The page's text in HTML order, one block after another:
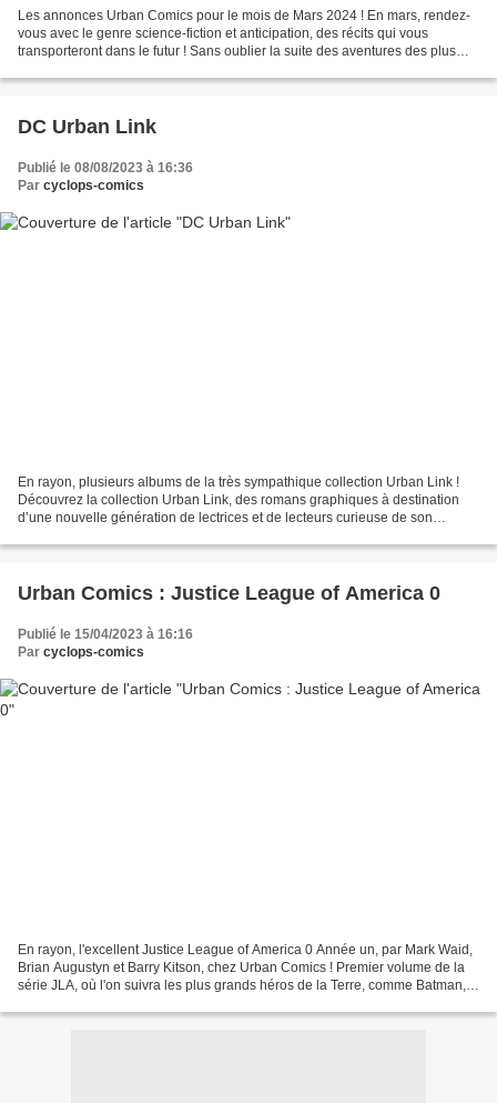
Les annonces Urban Comics pour le mois de Mars 2024 ! En mars, rendez-
vous avec le genre science-fiction et anticipation, des récits qui vous
transporteront dans le futur ! Sans oublier la suite des aventures des plus
DC Urban Link
Publié le 08/08/2023 à 16:36
Par cyclops-comics
En rayon, plusieurs albums de la très sympathique collection Urban Link !
Découvrez la collection Urban Link, des romans graphiques à destination
d’une nouvelle génération de lectrices et de lecteurs curieuse de son
Urban Comics : Justice League of America 0
Publié le 15/04/2023 à 16:16
Par cyclops-comics
En rayon, l'excellent Justice League of America 0 Année un, par Mark Waid,
Brian Augustyn et Barry Kitson, chez Urban Comics ! Premier volume de la
série JLA, où l'on suivra les plus grands héros de la Terre, comme Batman,